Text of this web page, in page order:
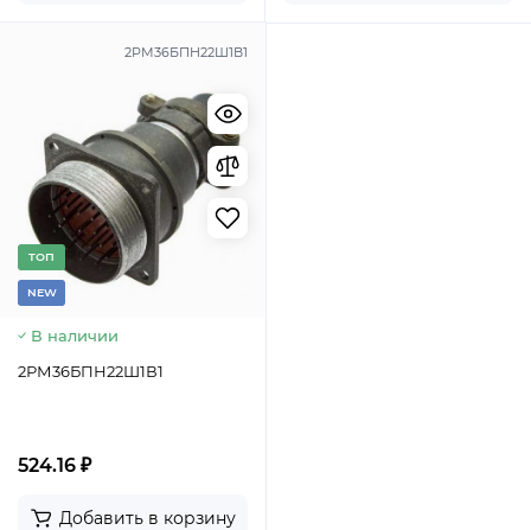
2РМ36БПН22Ш1В1
TОП
NEW
В наличии
2РМ36БПН22Ш1В1
524.16 ₽
Добавить в корзину